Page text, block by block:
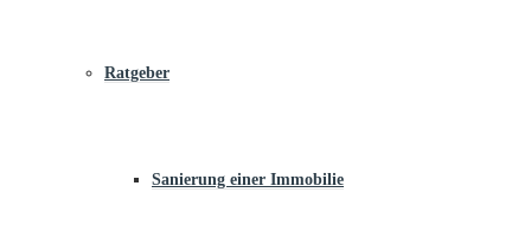
Ratgeber
Sanierung einer Immobilie